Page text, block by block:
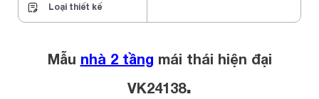
Loại thiết kế
Mẫu nhà 2 tầng mái thái hiện đại
VK24138.